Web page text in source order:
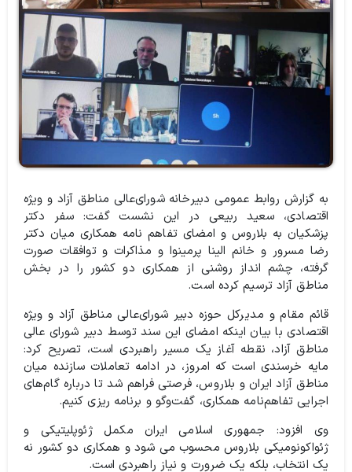
به گزارش روابط عمومی دبیرخانه شورای‌عالی مناطق آزاد و ویژه
اقتصادی، سعید ربیعی در این نشست گفت: سفر دکتر
پزشکیان به بلاروس و امضای تفاهم نامه همکاری میان دکتر
رضا مسرور و خانم الینا پرمینوا و مذاکرات و توافقات صورت
گرفته، چشم انداز روشنی از همکاری دو کشور را در بخش
مناطق آزاد ترسیم کرده است.
قائم مقام و مدیرکل حوزه دبیر شورای‌عالی مناطق آزاد و ویژه
اقتصادی با بیان اینکه امضای این سند توسط دبیر شورای عالی
مناطق آزاد، نقطه آغاز یک مسیر راهبردی است، تصریح کرد:
مایه خرسندی است که امروز، در ادامه تعاملات سازنده میان
مناطق آزاد ایران و بلاروس، فرصتی فراهم شد تا درباره گام‌های
اجرایی تفاهم‌نامه همکاری، گفت‌وگو و برنامه ریزی کنیم.
وی افزود: جمهوری اسلامی ایران مکمل ژئوپلیتیکی و
ژئواکونومیکی بلاروس محسوب می شود و همکاری دو کشور نه
یک انتخاب، بلکه یک ضرورت و نیاز راهبردی است.